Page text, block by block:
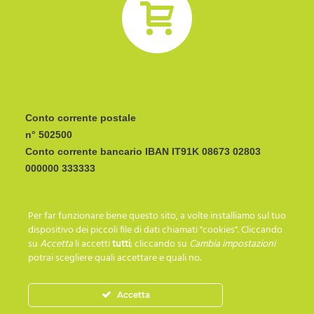
Conto corrente postale
n° 502500
Conto corrente bancario IBAN
I C R A I T R R I P 0
SEGUICI SU…
Per far funzionare bene questo sito, a volte installiamo sul tuo
dispositivo dei piccoli file di dati chiamati "cookies". Cliccando
suAccettali accettitutti; cliccando su Cambia impostazioni
potrai scegliere quali accettare e quali no.
Accetta